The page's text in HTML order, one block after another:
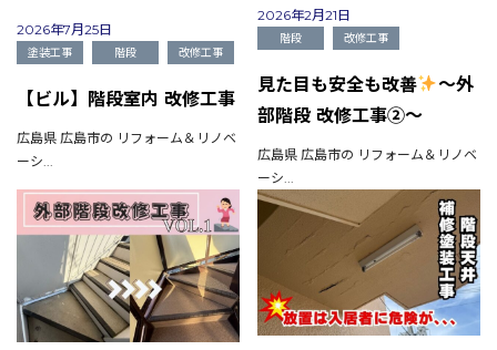
2026年7月25日
塗装工事 階段 改修工事
【ビル】階段室内 改修工事
広島県 広島市の リフォーム＆リノベ
ーシ...
2026年2月21日
階段 改修工事
見た目も安全も改善
～外
部階段 改修工事②～
広島県 広島市の リフォーム＆リノベ
ーシ...